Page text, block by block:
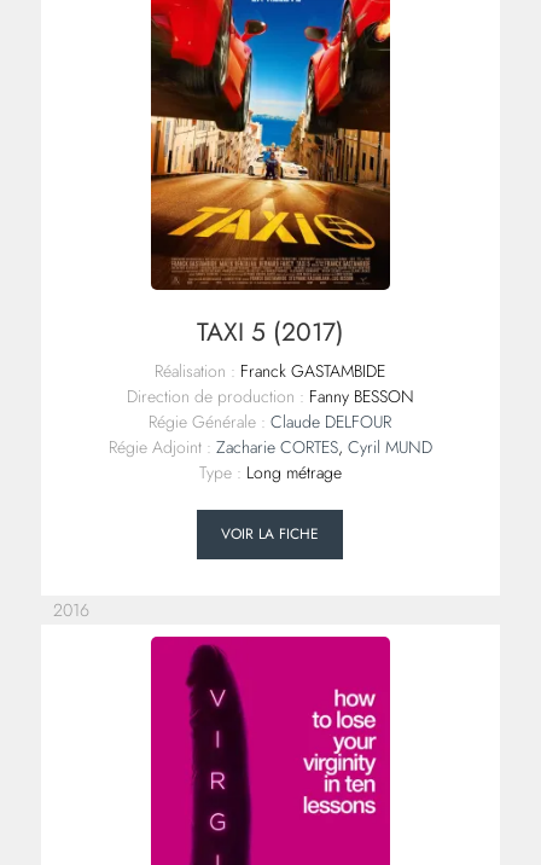
TAXI 5 (2017)
Réalisation : Franck GASTAMBIDE
Direction de production : Fanny BESSON
Régie Générale : Claude DELFOUR
Régie Adjoint : Zacharie CORTES, Cyril MUND
Type : Long métrage
VOIR LA FICHE
2016